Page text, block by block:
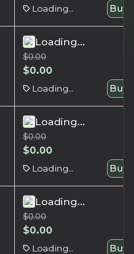
Loading... Buy
Loading...
$0.00
$0.00
Loading... Buy
Loading...
$0.00
$0.00
Loading... Buy
Loading...
$0.00
$0.00
Loading... Buy